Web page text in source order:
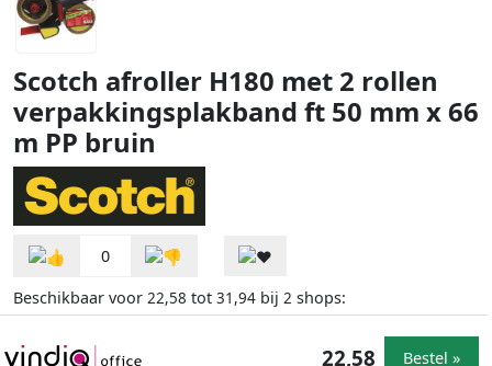
Scotch afroller H180 met 2 rollen
verpakkingsplakband ft 50 mm x 66
m PP bruin
0
Beschikbaar voor 22,58 tot 31,94 bij 2 shops:
22,58 Bestel »